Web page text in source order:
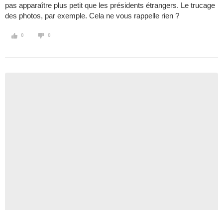
pas apparaître plus petit que les présidents étrangers. Le trucage
des photos, par exemple. Cela ne vous rappelle rien ?
0 0